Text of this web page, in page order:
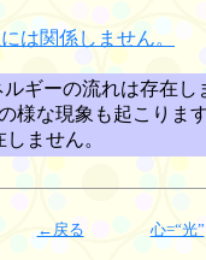
は関係しません。
ギーの流れは存在し
様な現象も起こりま
ません。
←戻る 心=“光”